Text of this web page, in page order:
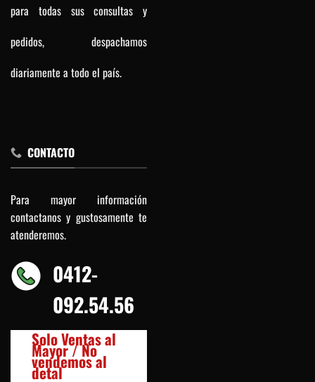
para todas sus consultas y
pedidos, despachamos
diariamente a todo el país.
CONTACTO
Para mayor información
contactanos y gustosamente te
atenderemos.
0412-
092.54.56
Solo Ventas al
Mayor / No
vendemos al
detal